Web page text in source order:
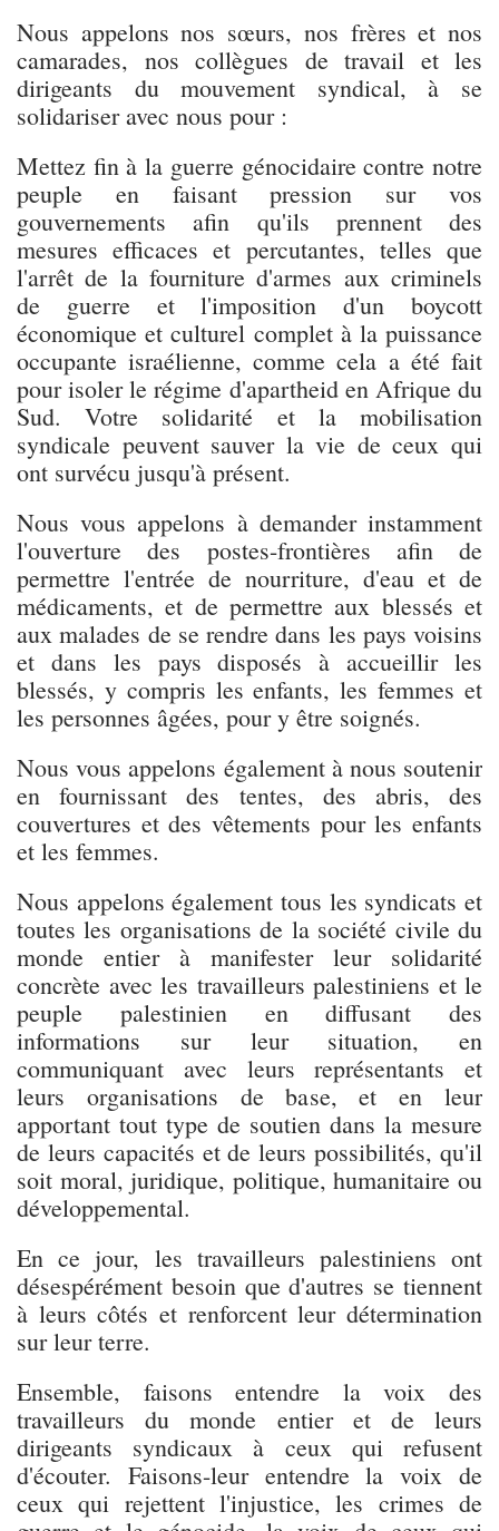
Nous appelons nos sœurs, nos frères et nos
camarades, nos collègues de travail et les
dirigeants du mouvement syndical, à se
solidariser avec nous pour :
Mettez fin à la guerre génocidaire contre notre
peuple en faisant pression sur vos
gouvernements afin qu'ils prennent des
mesures efficaces et percutantes, telles que
l'arrêt de la fourniture d'armes aux criminels
de guerre et l'imposition d'un boycott
économique et culturel complet à la puissance
occupante israélienne, comme cela a été fait
pour isoler le régime d'apartheid en Afrique du
Sud. Votre solidarité et la mobilisation
syndicale peuvent sauver la vie de ceux qui
ont survécu jusqu'à présent.
Nous vous appelons à demander instamment
l'ouverture des postes-frontières afin de
permettre l'entrée de nourriture, d'eau et de
médicaments, et de permettre aux blessés et
aux malades de se rendre dans les pays voisins
et dans les pays disposés à accueillir les
blessés, y compris les enfants, les femmes et
les personnes âgées, pour y être soignés.
Nous vous appelons également à nous soutenir
en fournissant des tentes, des abris, des
couvertures et des vêtements pour les enfants
et les femmes.
Nous appelons également tous les syndicats et
toutes les organisations de la société civile du
monde entier à manifester leur solidarité
concrète avec les travailleurs palestiniens et le
peuple palestinien en diffusant des
informations sur leur situation, en
communiquant avec leurs représentants et
leurs organisations de base, et en leur
apportant tout type de soutien dans la mesure
de leurs capacités et de leurs possibilités, qu'il
soit moral, juridique, politique, humanitaire ou
développemental.
En ce jour, les travailleurs palestiniens ont
désespérément besoin que d'autres se tiennent
à leurs côtés et renforcent leur détermination
sur leur terre.
Ensemble, faisons entendre la voix des
travailleurs du monde entier et de leurs
dirigeants syndicaux à ceux qui refusent
d'écouter. Faisons-leur entendre la voix de
ceux qui rejettent l'injustice, les crimes de